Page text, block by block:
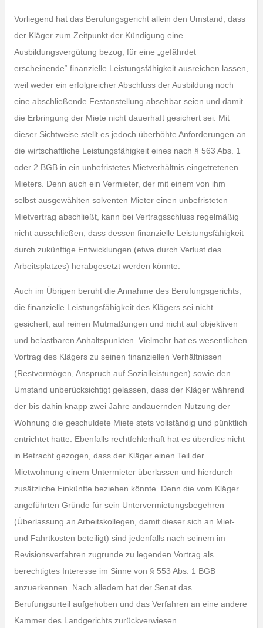
Vorliegend hat das Berufungsgericht allein den Umstand, dass
der Kläger zum Zeitpunkt der Kündigung eine
Ausbildungsvergütung bezog, für eine „gefährdet
erscheinende“ finanzielle Leistungsfähigkeit ausreichen lassen,
weil weder ein erfolgreicher Abschluss der Ausbildung noch
eine abschließende Festanstellung absehbar seien und damit
die Erbringung der Miete nicht dauerhaft gesichert sei. Mit
dieser Sichtweise stellt es jedoch überhöhte Anforderungen an
die wirtschaftliche Leistungsfähigkeit eines nach § 563 Abs. 1
oder 2 BGB in ein unbefristetes Mietverhältnis eingetretenen
Mieters. Denn auch ein Vermieter, der mit einem von ihm
selbst ausgewählten solventen Mieter einen unbefristeten
Mietvertrag abschließt, kann bei Vertragsschluss regelmäßig
nicht ausschließen, dass dessen finanzielle Leistungsfähigkeit
durch zukünftige Entwicklungen (etwa durch Verlust des
Arbeitsplatzes) herabgesetzt werden könnte.
Auch im Übrigen beruht die Annahme des Berufungsgerichts,
die finanzielle Leistungsfähigkeit des Klägers sei nicht
gesichert, auf reinen Mutmaßungen und nicht auf objektiven
und belastbaren Anhaltspunkten. Vielmehr hat es wesentlichen
Vortrag des Klägers zu seinen finanziellen Verhältnissen
(Restvermögen, Anspruch auf Sozialleistungen) sowie den
Umstand unberücksichtigt gelassen, dass der Kläger während
der bis dahin knapp zwei Jahre andauernden Nutzung der
Wohnung die geschuldete Miete stets vollständig und pünktlich
entrichtet hatte. Ebenfalls rechtfehlerhaft hat es überdies nicht
in Betracht gezogen, dass der Kläger einen Teil der
Mietwohnung einem Untermieter überlassen und hierdurch
zusätzliche Einkünfte beziehen könnte. Denn die vom Kläger
angeführten Gründe für sein Untervermietungsbegehren
(Überlassung an Arbeitskollegen, damit dieser sich an Miet-
und Fahrtkosten beteiligt) sind jedenfalls nach seinem im
Revisionsverfahren zugrunde zu legenden Vortrag als
berechtigtes Interesse im Sinne von § 553 Abs. 1 BGB
anzuerkennen. Nach alledem hat der Senat das
Berufungsurteil aufgehoben und das Verfahren an eine andere
Kammer des Landgerichts zurückverwiesen.